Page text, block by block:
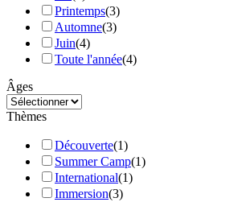
Printemps(3)
Automne(3)
Juin(4)
Toute l'année(4)
Âges
Thèmes
Découverte(1)
Summer Camp(1)
International(1)
Immersion(3)